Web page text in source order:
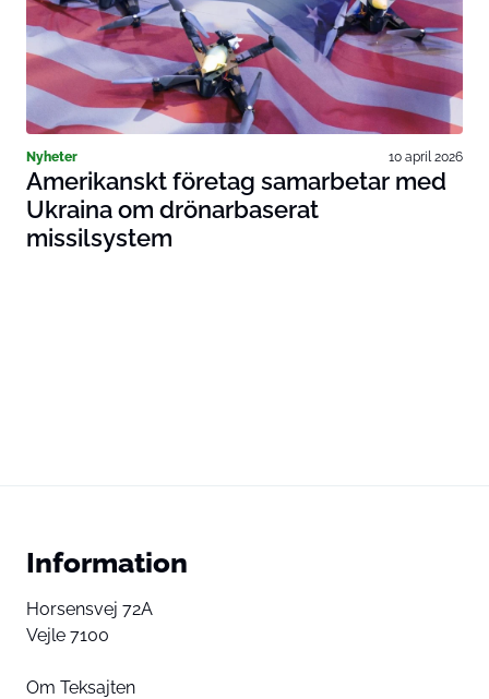
Nyheter 10 april 2026
Amerikanskt företag samarbetar med
Ukraina om drönarbaserat
missilsystem
Information
Horsensvej 72A
Vejle 7100
Om Teksajten